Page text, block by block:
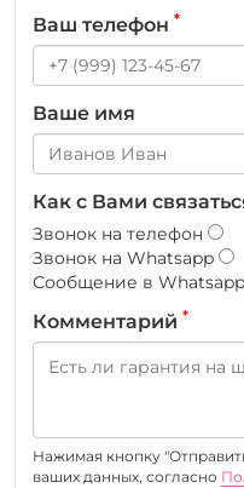
Ваш телефон *
Ваше имя
Как с Вами
Звонок на телефон
Звонок на Whatsapp
Сообщение в Whatsapp
Комментарий *
Нажимая кнопку
ваших данных, согласно